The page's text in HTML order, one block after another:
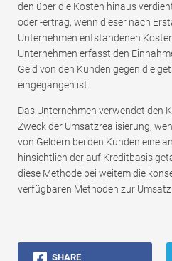
den über die Kosten hinaus
oder -ertrag, wenn dieser nach
Unternehmen entstandenen
Unternehmen erfasst den
Geld von den Kunden gegen die
eingegangen ist.
Das Unternehmen verwendet den
Zweck der Umsatzrealisierung,
von Geldern bei den Kunden eine
hinsichtlich der auf Kreditbasis
diese Methode bei weitem die
verfügbaren Methoden zur
SHARE